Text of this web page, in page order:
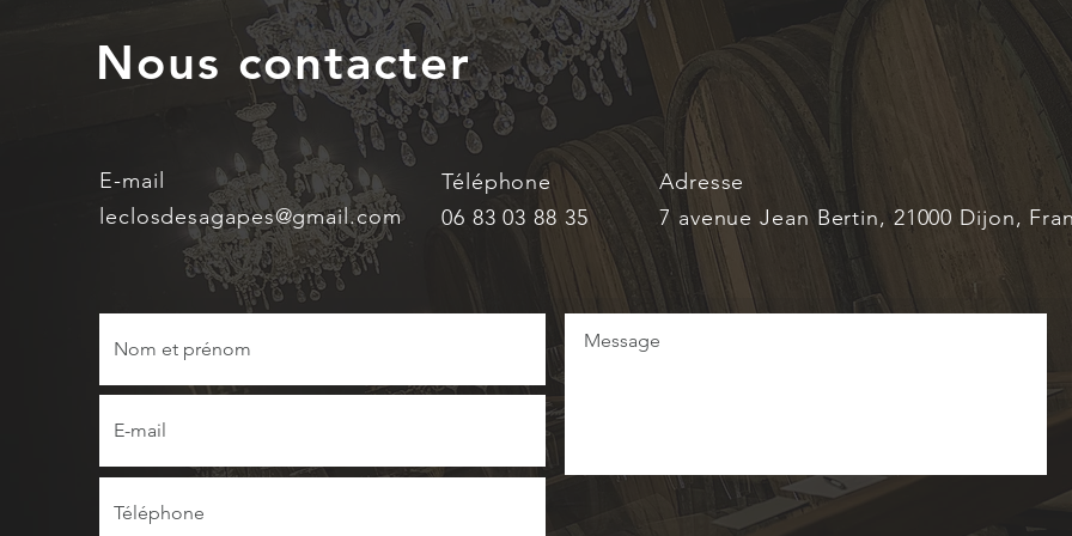
Domaine DUBREUIL-
FONTAINE] 🍇🏠
Nous contacter
E-mail
leclosdesagapes@gmail.com
Adresse
7 avenue Jean Bertin, 21000 Dijon,
Téléphone
06 83 03 88 35